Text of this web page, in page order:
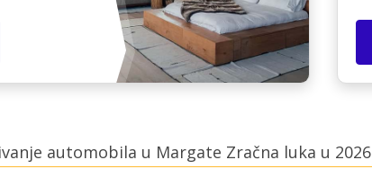
automobila u Margate Zračna luka u 2026